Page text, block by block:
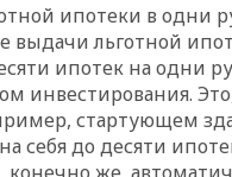
ипотеки в одни
выдачи льготной
ипотек на одни
инвестирования.
стартующем
себя до десяти
конечно же,